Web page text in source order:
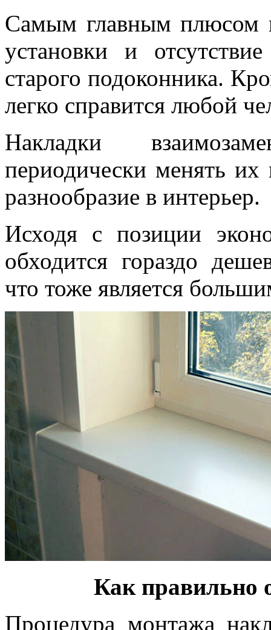
Самым главным плюсом
установки и
старого подоконника.
легко справится любой
Накладки
периодически менять
разнообразие в интерьер.
Исходя с позиции
обходится гораздо
что тоже является
Как правильно
Процедура монтажа